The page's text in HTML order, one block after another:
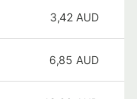
3,42 AUD
6,85 AUD